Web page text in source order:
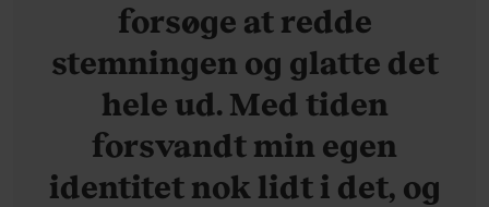
forsøge at redde
stemningen og glatte det
hele ud. Med tiden
forsvandt min egen
identitet nok lidt i det, og